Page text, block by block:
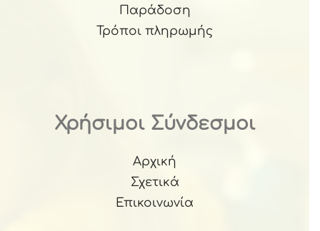
Παράδοση
Τρόποι πληρωμής
Χρήσιμοι Σύνδεσμοι
Αρχική
Σχετικά
Επικοινωνία